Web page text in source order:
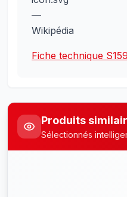
Fiche technique S159
Produits
Sélectionnés